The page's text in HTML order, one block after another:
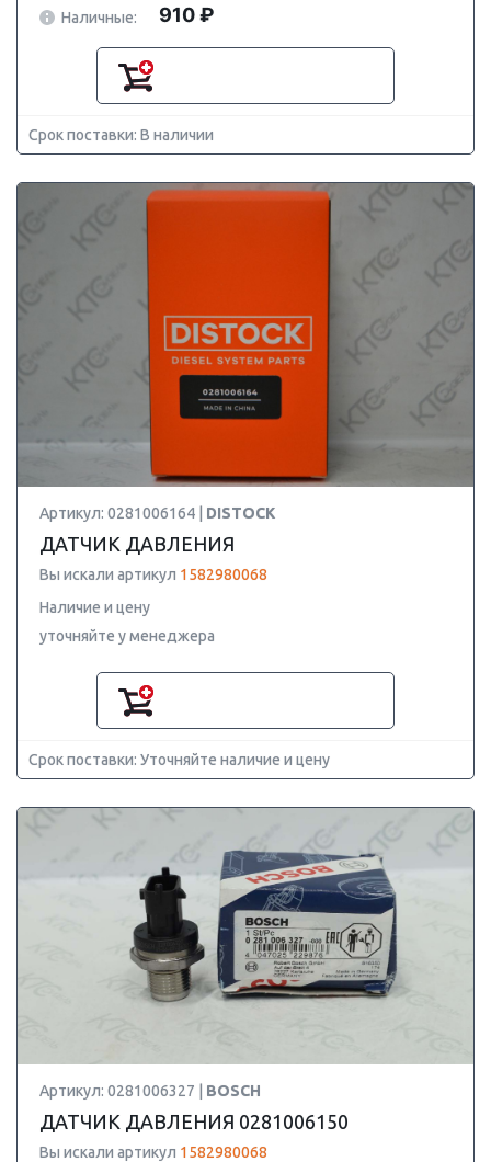
Наличные: 910 ₽
Срок поставки: В наличии
Артикул: 0281006164 | DISTOCK
ДАТЧИК ДАВЛЕНИЯ
Вы искали артикул 1582980068
Наличие и цену
уточняйте у менеджера
Срок поставки: Уточняйте наличие и цену
Артикул: 0281006327 | BOSCH
ДАТЧИК ДАВЛЕНИЯ 0281006150
Вы искали артикул 1582980068